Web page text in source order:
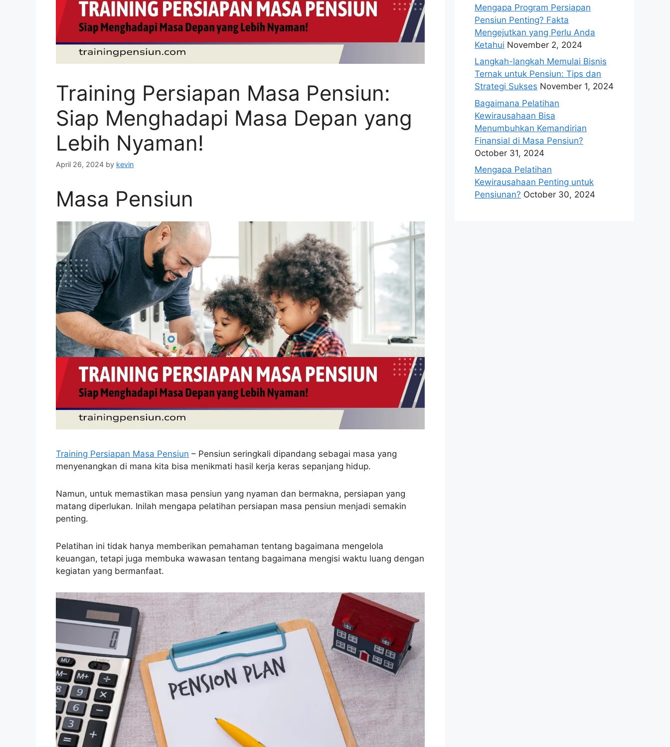
Training Persiapan Masa Pensiun:
Siap Menghadapi Masa Depan yang
Lebih Nyaman!
April 26, 2024 by kevin
Masa Pensiun
Training Persiapan Masa Pensiun – Pensiun seringkali dipandang sebagai masa yang
menyenangkan di mana kita bisa menikmati hasil kerja keras sepanjang hidup.
Namun, untuk memastikan masa pensiun yang nyaman dan bermakna, persiapan yang
matang diperlukan. Inilah mengapa pelatihan persiapan masa pensiun menjadi semakin
penting.
Pelatihan ini tidak hanya memberikan pemahaman tentang bagaimana mengelola
keuangan, tetapi juga membuka wawasan tentang bagaimana mengisi waktu luang dengan
kegiatan yang bermanfaat.
Mengapa Program Persiapan
Pensiun Penting? Fakta
Mengejutkan yang Perlu Anda
Ketahui November 2, 2024
Langkah-langkah Memulai Bisnis
Ternak untuk Pensiun: Tips dan
Strategi Sukses November 1, 2024
Bagaimana Pelatihan
Kewirausahaan Bisa
Menumbuhkan Kemandirian
Finansial di Masa Pensiun?
October 31, 2024
Mengapa Pelatihan
Kewirausahaan Penting untuk
Pensiunan? October 30, 2024